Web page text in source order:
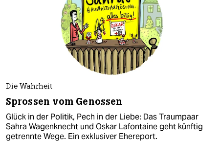
Die Wahrheit
Sprossen vom Genossen
Glück in der Politik, Pech in der Liebe: Das Traumpaar
Sahra Wagenknecht und Oskar Lafontaine geht künftig
getrennte Wege. Ein exklusiver Ehereport.